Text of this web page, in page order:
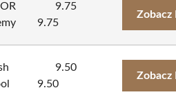
9.75
9.75
Zobacz
9.50
9.50
Zobacz